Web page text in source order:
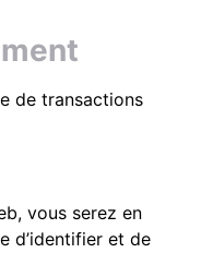
de transactions
vous serez en
d’identifier et de